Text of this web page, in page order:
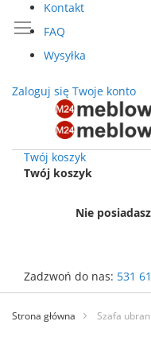
Kontakt
FAQ
Wysyłka
Zaloguj się Twoje konto
Twój koszyk
Twój koszyk
Nie
Zadzwoń do nas: 531
Przejdź
treści
Strona główna Szafa